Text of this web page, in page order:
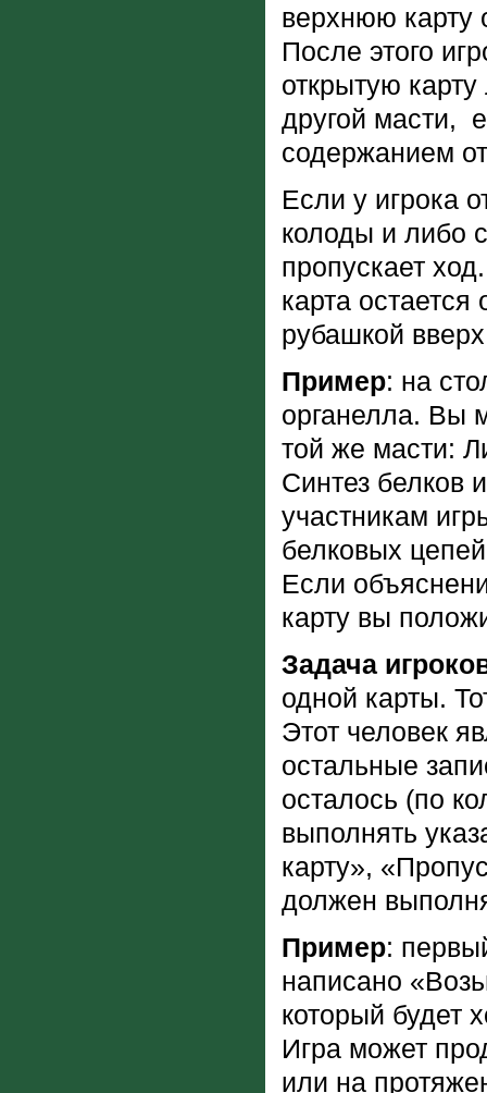
верхнюю карту
После этого
открытую
другой масти,
содержанием
Если у игрока
колоды и либо
пропускает
карта
рубашкой
Пример: на
органелла. Вы
той же масти:
Синтез белков
участникам
белковых
Если
карту вы
Задача
одной карты.
Этот человек
остальные
осталось (по
выполнять
карту»,
должен
Пример:
написано
который будет
Игра может
или на